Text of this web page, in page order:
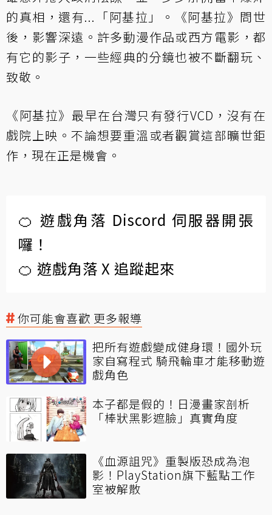
的真相，還有...「阿基拉」。《阿基拉》問世
後，影響深遠。許多動漫作品或西方電影，都
有它的影子，一些經典的分鏡也被不斷翻玩、
致敬。
《阿基拉》最早在台灣只有發行VCD，沒有在
戲院上映。不論想要重溫或者觀賞這部曠世鉅
作，現在正是機會。
🍊 遊戲角落 Discord 伺服器開張
囉！
🍊 遊戲角落 X 追蹤起來
你可能會喜歡 更多報導
把所有遊戲變成健身環！國外玩
家自寫程式 騎飛輪車才能移動遊
戲角色
本子都是假的！日漫畫家剖析
「棒狀黑影遮臉」真實角度
《血源詛咒》重製版恐成為泡
影！PlayStation旗下藍點工作
室被解散